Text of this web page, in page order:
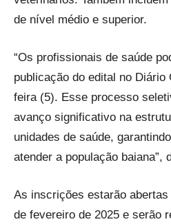
de nível médio e superior.
“Os profissionais de saúde
publicação do edital no Diário
feira (5). Esse processo
avanço significativo na
unidades de saúde,
atender a população baiana”,
As inscrições estarão
de fevereiro de 2025 e serão